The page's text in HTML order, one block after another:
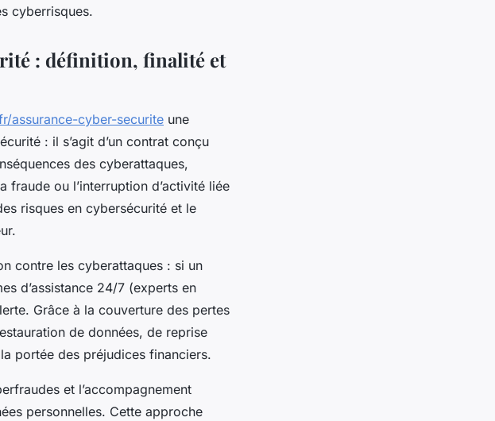
cyberrisques.
: définition, finalité et
assurance-cyber-securite une
: il s’agit d’un contrat conçu
des cyberattaques,
ou l’interruption d’activité liée
risques en cybersécurité et le
contre les cyberattaques : si un
d’assistance 24/7 (experts en
Grâce à la couverture des pertes
de données, de reprise
portée des préjudices financiers.
et l’accompagnement
personnelles. Cette approche